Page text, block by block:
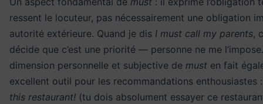
ressent le locuteur, pas nécessairement une obligation
autorité extérieure. Quand je dis I must call my parents,
décide que c’est une priorité — personne ne me
dimension personnelle et subjective de must en fait
excellent outil pour les recommandations enthousiastes
this restaurant! (tu dois absolument essayer ce